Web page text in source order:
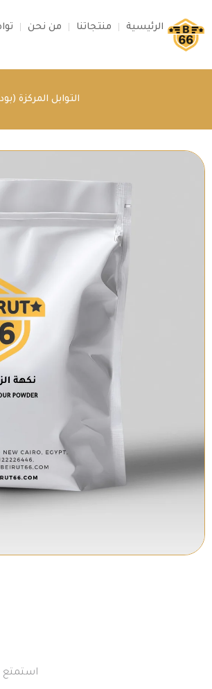
الرئيسية منتجاتنا من نحن
التوابل المركزة
استمتع